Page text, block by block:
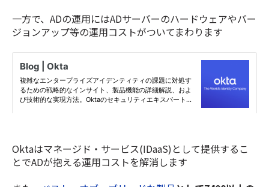
一方で、ADの運用にはADサーバーのハードウェアやバー
ジョンアップ等の運用コストがついてまわります
Oktaはマネージド・サービス(IDaaS)として提供するこ
とでADが抱える運用コストを解消します